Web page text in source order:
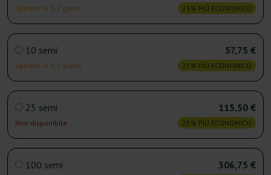
Spedito in 3-7 giorni 25% PIÙ ECONOMICO
10 semi
Spedito in 3-7 giorni
57,75 €
25% PIÙ ECONOMICO
25 semi
Non disponibile
115,50 €
25% PIÙ ECONOMICO
100 semi 306,75 €